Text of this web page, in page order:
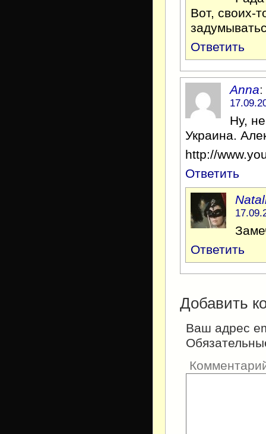
Вот, своих-
Ответить
Anna:
Ну,
Украина.
http://
Ответить
Ответить
Добавить
Ваш адрес